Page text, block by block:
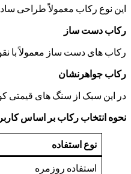
این نوع رکاب معمولاً طراحی
رکاب دست ساز
رکاب های دست ساز معمولاً با
رکاب جواهرنشان
در این سبک از سنگ های قیمتی
نحوه انتخاب رکاب بر اساس
نوع استفاده
استفاده روزمره